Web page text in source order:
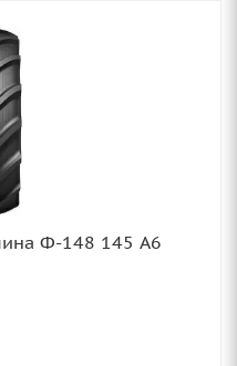
Ф-148 145 А6